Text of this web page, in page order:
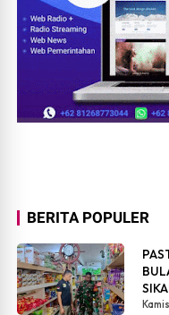
BERITA POPULER